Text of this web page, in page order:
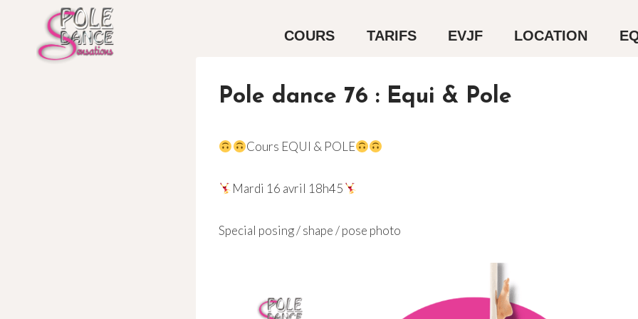
contenu
COURS TARIFS EVJF LOCATION
Pole dance 76 : Equi & Pole
Cours EQUI & POLE
Mardi 16 avril 18h45
Special posing / shape / pose photo